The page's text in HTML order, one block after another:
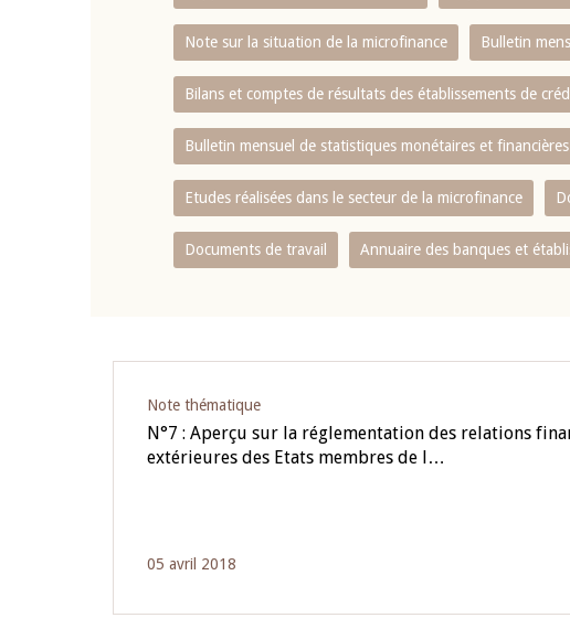
Note sur la situation de la microfinance Bulletin
Bilans et comptes de résultats des établissements de
Bulletin mensuel de statistiques monétaires et financières
Etudes réalisées dans le secteur de la microfinance
Documents de travail Annuaire des banques et
Note thématique
N°7 : Aperçu sur la réglementation des relations
extérieures des Etats membres de l…
05 avril 2018